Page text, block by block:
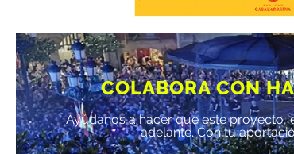
COLABORA CON
Ayúdanos a hacer que este proyecto,
adelante. Con tu